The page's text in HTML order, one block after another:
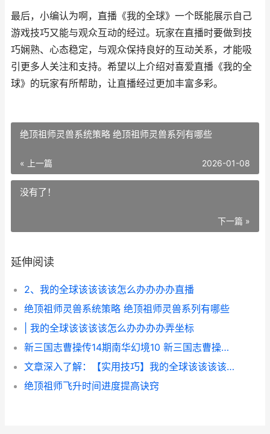
最后，小编认为啊，直播《我的全球》一个既能展示自己
游戏技巧又能与观众互动的经过。玩家在直播时要做到技
巧娴熟、心态稳定，与观众保持良好的互动关系，才能吸
引更多人关注和支持。希望以上介绍对喜爱直播《我的全
球》的玩家有所帮助，让直播经过更加丰富多彩。
绝顶祖师灵兽系统策略 绝顶祖师灵兽系列有哪些
« 上一篇 2026-01-08
没有了！
下一篇 »
延伸阅读
2、我的全球该该该该怎么办办办办直播
绝顶祖师灵兽系统策略 绝顶祖师灵兽系列有哪些
| 我的全球该该该该怎么办办办办弄坐标
新三国志曹操传14期南华幻境10 新三国志曹操传礼包码
文章深入了解：【实用技巧】我的全球该该该该怎么办办办办造飞行器
绝顶祖师飞升时间进度提高诀窍